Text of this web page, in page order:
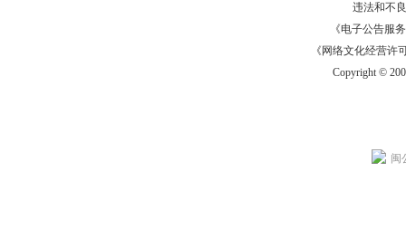
违法和不
《电子公告服务
《网络文化经营许
Copyright ©
闽